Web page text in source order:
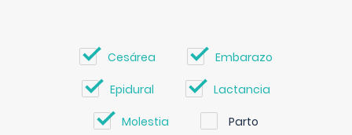
Cesárea Embarazo
Epidural Lactancia
Molestia Parto